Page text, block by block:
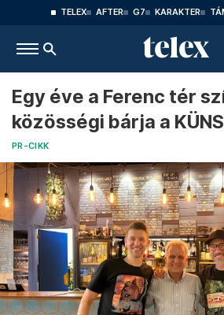
TELEX AFTER G7 KARAKTER
Egy éve a Ferenc tér
közösségi bárja a
PR-CIKK